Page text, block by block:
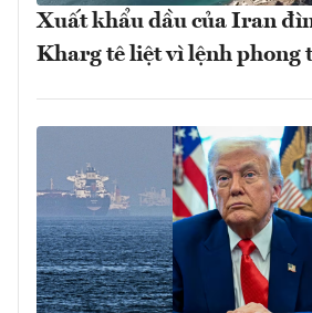
Xuất khẩu dầu của Iran
Kharg tê liệt vì lệnh phong